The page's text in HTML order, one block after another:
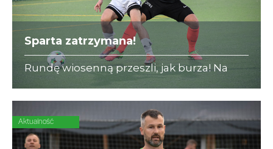
Sparta zatrzymana!
Rundę wiosenną przeszli, jak burza! Na
początku rewanżów serię lidera przerywa
DENT-CAR (12:2)!
Aktualność